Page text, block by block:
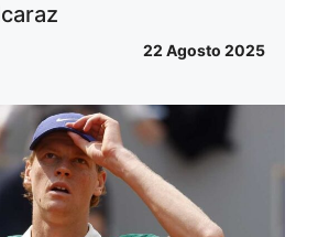
22 Agosto 2025